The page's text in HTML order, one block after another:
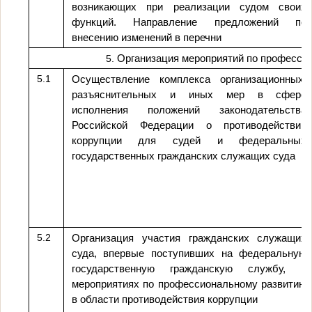
возникающих при реализации судом своих
функций. Направление предложений по
внесению изменений в перечни
5.Организация мероприятий по
5.1
Осуществление комплекса организационных,
разъяснительных и иных мер в сфере
исполнения положений законодательства
Российской Федерации о противодействии
коррупции для судей и федеральных
государственных гражданских служащих суда
5.2
Организация участия гражданских служащих
суда, впервые поступивших на федеральную
государственную гражданскую службу, в
мероприятиях по профессиональному развитию
в области противодействия коррупции